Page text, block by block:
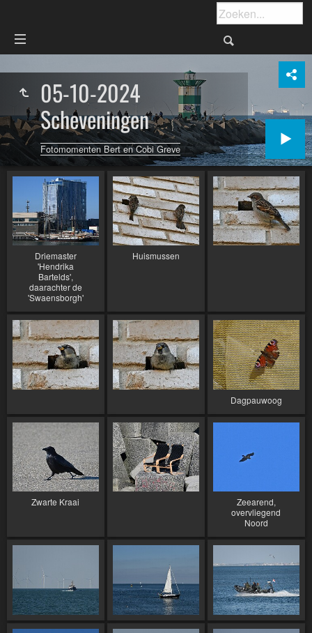
05-10-2024
Scheveningen
Fotomomenten Bert en Cobi Greve
Driemaster
'Hendrika
Bartelds',
daarachter de
'Swaensborgh'
Huismussen
Dagpauwoog
Zwarte Kraai
Zeearend,
overvliegend
Noord